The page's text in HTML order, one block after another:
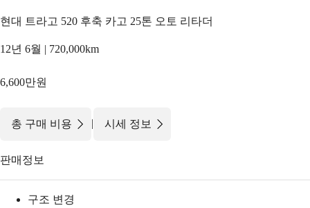
현대 트라고 520 후축 카고 25톤 오토 리타더
12년 6월 | 720,000km
6,600만원
총 구매 비용 | 시세 정보
판매정보
구조 변경